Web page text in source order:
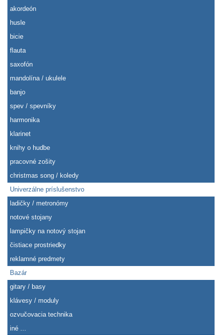
akordeón
husle
bicie
flauta
saxofón
mandolína / ukulele
banjo
spev / spevníky
harmonika
klarinet
knihy o hudbe
pracovné zošity
christmas song / koledy
Univerzálne príslušenstvo
ladičky / metronómy
notové stojany
lampičky na notový stojan
čistiace prostriedky
reklamné predmety
Bazár
gitary / basy
klávesy / moduly
ozvučovacia technika
iné ...